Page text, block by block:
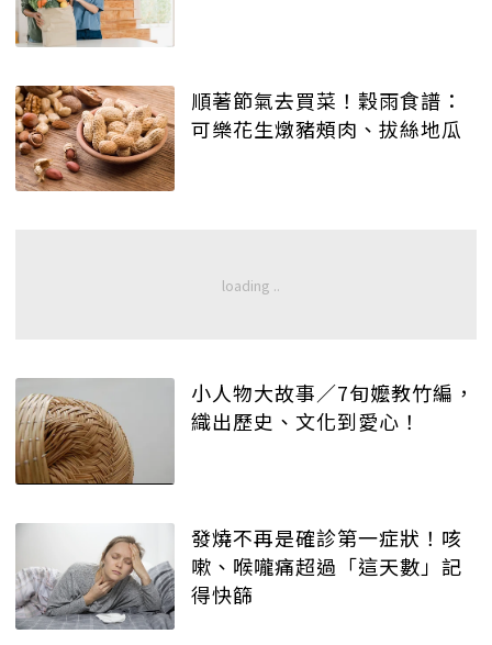
順著節氣去買菜！穀雨食譜：
可樂花生燉豬頰肉、拔絲地瓜
小人物大故事／7旬嬤教竹編，
織出歷史、文化到愛心！
發燒不再是確診第一症狀！咳
嗽、喉嚨痛超過「這天數」記
得快篩